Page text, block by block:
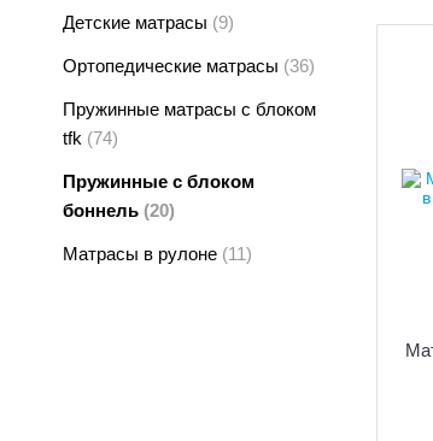
Детские матрасы (9)
Ортопедические матрасы (36)
Пружинные матрасы с блоком
tfk (74)
Пружинные с блоком
боннель (20)
Матрасы в рулоне (11)